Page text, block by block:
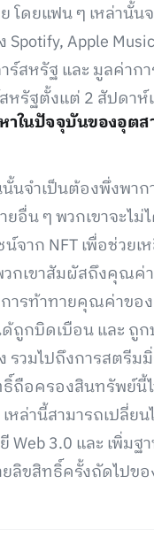
โดยแฟน ๆ เหล่านั้
Apple
ร์สหรัฐ และ มูลค่าก
หรัฐตั้งแต่ 2 สัปดาห์
ในปัจจุบันของอุตส
จำเป็นต้องพึ่งพา
อื่น ๆ พวกเขาจะไ
น์จาก NFT เพื่อช่ว
วกเขาสัมผัสถึงคุณ
รท้าทายคุณค่าของ
ด้ถูกบิดเบือน และ
รวมไปถึงการสตรี
อครองสินทรัพย์นี้ไ
หล่านี้สามารถเปลี่
Web 3.0 และ เพิ่
ลิขสิทธิ์ครั้งถัดไปข